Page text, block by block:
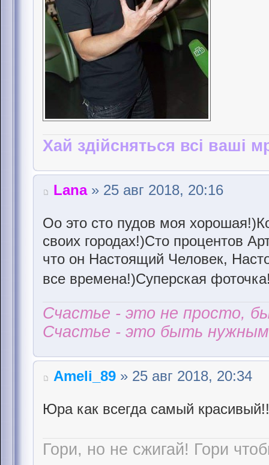
Хай здійсняться всі ваші
Lana» 25 авг 2018, 20:16
Оо это сто пудов моя
своих городах!)Сто процентов
что он Настоящий Человек,
все времена!)Суперская
Счастье - это не просто,
Счастье - это быть
Ameli_89 » 25 авг 2018, 20:34
Юра как всегда самый
Гори, но не сжигай! Гори